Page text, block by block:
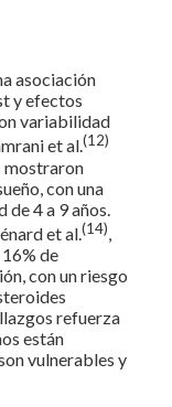
asociación
y efectos
variabilidad
et al.(12)
mostraron
con una
4 a 9 años.
et al.(14),
de
con un riesgo
refuerza
están
vulnerables y